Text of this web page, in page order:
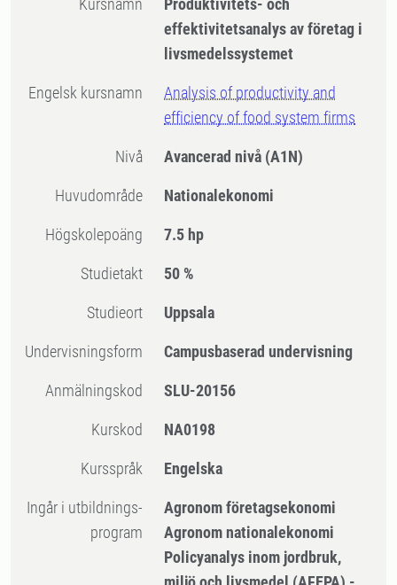
Kursnamn
Produktivitets- och
effektivitetsanalys av företag i
livsmedelssystemet
Engelsk kursnamn
Analysis of productivity and
efficiency of food system firms
Nivå Avancerad nivå (A1N)
Huvudområde Nationalekonomi
högskolepoäng 7.5 hp
Studietakt 50 %
Studieort Uppsala
Undervisningsform Campusbaserad undervisning
Anmälningskod SLU-20156
Kurskod NA0198
Kursspråk Engelska
Ingår i utbildnings-
program
Agronom företagsekonomi
Agronom nationalekonomi
Policyanalys inom jordbruk,